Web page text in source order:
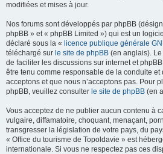
modifiées et mises à jour.
Nos forums sont développés par phpBB
phpBB » et « phpBB Limited ») qui est un
déclaré sous la « licence publique générale
téléchargé sur le site de phpBB (en anglais).
de faciliter les discussions sur internet et
être tenu comme responsable de la conduite et
acceptons et que nous n’acceptons pas. Pour
phpBB, veuillez consulter le site de phpBB (en
Vous acceptez de ne publier aucun contenu à
vulgaire, diffamatoire, choquant, menaçant,
transgresser la législation de votre pays, du
« Office du tourisme de Topoldavie » est
internationale. Si vous ne respectez pas ces